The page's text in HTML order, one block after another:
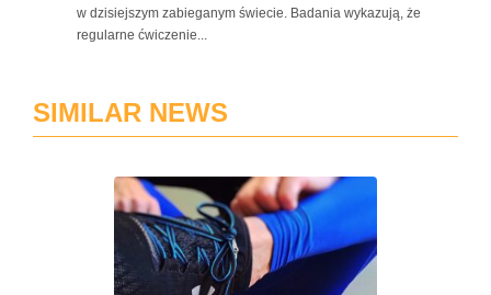
w dzisiejszym zabieganym świecie. Badania wykazują, że
regularne ćwiczenie...
SIMILAR NEWS